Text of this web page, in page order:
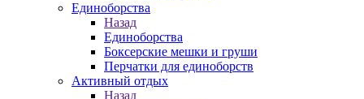
Единоборства
Назад
Единоборства
Боксерские мешки и груши
Перчатки для единоборств
Активный отдых
Назад